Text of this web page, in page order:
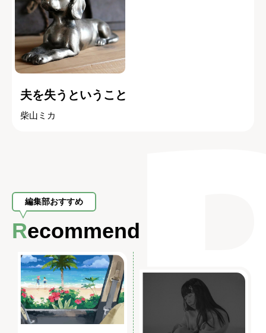
夫を失うということ
柴山ミカ
編集部おすすめ
Recommend